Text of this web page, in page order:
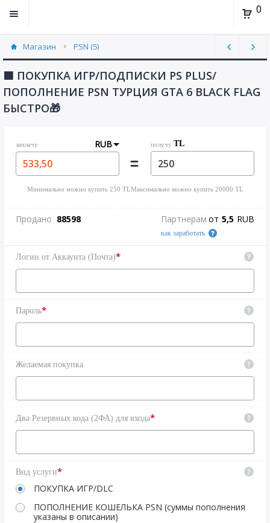
0
Магазин PSN (5)
🟦 ПОКУПКА ИГР/ПОДПИСКИ PS PLUS/
ПОПОЛНЕНИЕ PSN ТУРЦИЯ GTA 6 BLACK FLAG
БЫСТРО🎁
заплачу RUB получу TL
Минимально можно купить 250 TLМаксимально можно купить 20000 TL
Продано 88598 Партнерам от 5,5 RUB
как заработать
Логин от Аккаунта (Почта)* ?
Пароль* ?
Желаемая покупка ?
Два Резервных кода (2ФА) для входа* ?
Вид услуги* ?
ПОКУПКА ИГР/DLC
ПОПОЛНЕНИЕ КОШЕЛЬКА PSN (суммы пополнения
указаны в описании)